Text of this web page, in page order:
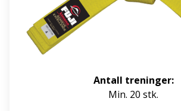
Antall treninger:
Min. 20 stk.